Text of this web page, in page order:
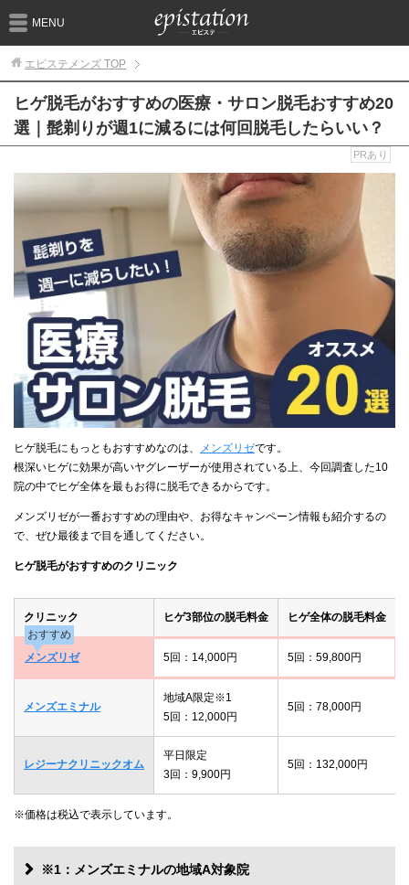
MENU
エピステメンズ TOP
ヒゲ脱毛がおすすめの医療・サロン脱毛おすすめ20
選｜髭剃りが週1に減るには何回脱毛したらいい？
PRあり
ヒゲ脱毛にもっともおすすめなのは、 メンズリゼです。
根深いヒゲに効果が高いヤグレーザーが使用されている上、今回調査した10
院の中でヒゲ全体を最もお得に脱毛できるからです。
メンズリゼが一番おすすめの理由や、お得なキャンペーン情報も紹介するの
で、ぜひ最後まで目を通してください。
ヒゲ脱毛がおすすめのクリニック
クリニック ヒゲ3部位の脱毛料金
ヒゲ全体の脱毛料金
おすすめ
メンズリゼ
5回：14,000円 5回：59,800円
メンズエミナル
地域A限定※1
5回：12,000円
5回：78,000円
レジーナクリニックオム
平日限定
3回：9,900円
5回：132,000円
※価格は税込で表示しています。
※1：メンズエミナルの地域A対象院